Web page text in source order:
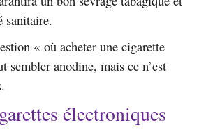
sanitaire.
« où acheter une cigarette
sembler anodine, mais ce n’est
électroniques